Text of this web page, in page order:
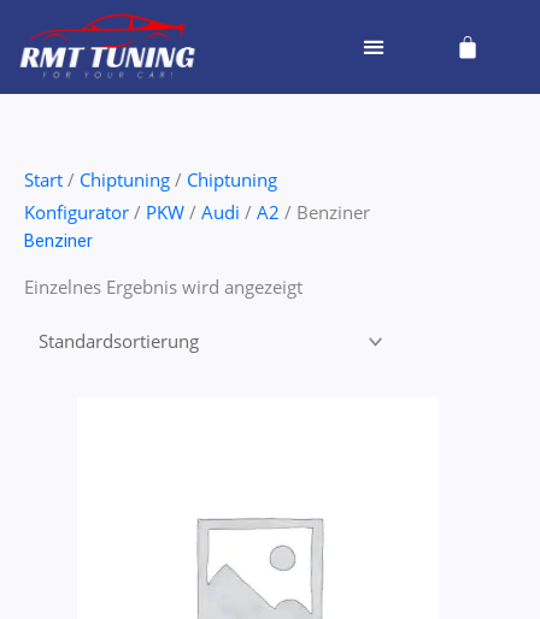
Inhalt
springen
Cart
Start / Chiptuning / Chiptuning
Konfigurator / PKW / Audi / A2 / Benziner
Benziner
Einzelnes Ergebnis wird angezeigt